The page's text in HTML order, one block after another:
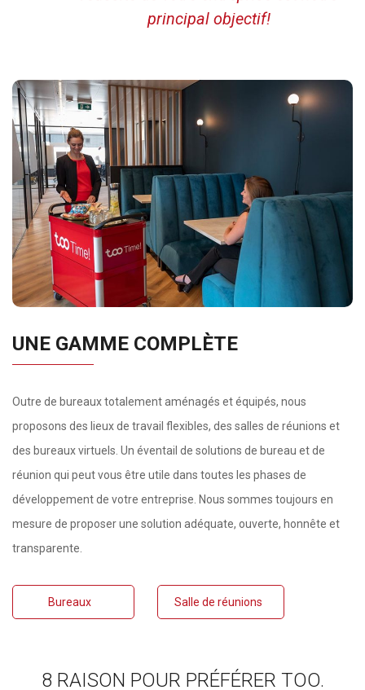
principal objectif!
UNE GAMME COMPLÈTE
Outre de bureaux totalement aménagés et équipés, nous
proposons des lieux de travail flexibles, des salles de réunions et
des bureaux virtuels. Un éventail de solutions de bureau et de
réunion qui peut vous être utile dans toutes les phases de
développement de votre entreprise. Nous sommes toujours en
mesure de proposer une solution adéquate, ouverte, honnête et
transparente.
Bureaux Salle de réunions
8 RAISON POUR PRÉFÉRER TOO.